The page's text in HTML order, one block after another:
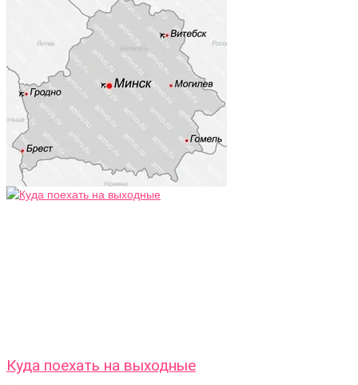
Куда поехать на выходные